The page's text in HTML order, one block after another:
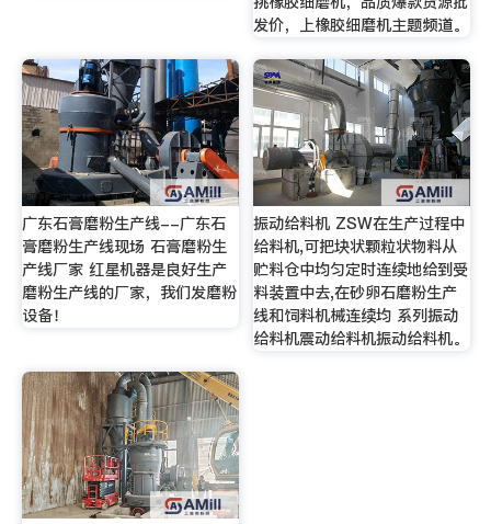
发价，上橡胶细磨机主题频道。
广东石膏磨粉生产线--广东石
膏磨粉生产线现场 石膏磨粉生
产线厂家 红星机器是良好生产
磨粉生产线的厂家，我们发磨粉
设备！
振动给料机 ZSW在生产过程中
给料机,可把块状颗粒状物料从
贮料仓中均匀定时连续地给到受
料装置中去,在砂卵石磨粉生产
线和饲料机械连续均 系列振动
给料机震动给料机振动给料机。